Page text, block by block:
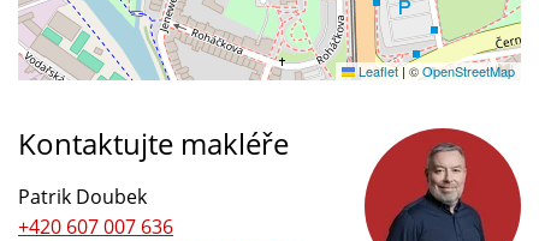
Leaflet|©OpenStreetMap
Kontaktujte makléře
Patrik Doubek
+420 607 007 636